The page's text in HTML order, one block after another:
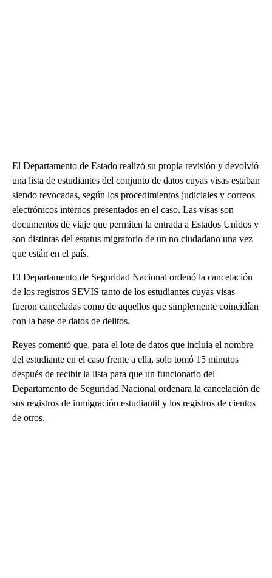
El Departamento de Estado realizó su propia revisión y devolvió
una lista de estudiantes del conjunto de datos cuyas visas estaban
siendo revocadas, según los procedimientos judiciales y correos
electrónicos internos presentados en el caso. Las visas son
documentos de viaje que permiten la entrada a Estados Unidos y
son distintas del estatus migratorio de un no ciudadano una vez
que están en el país.
El Departamento de Seguridad Nacional ordenó la cancelación
de los registros SEVIS tanto de los estudiantes cuyas visas
fueron canceladas como de aquellos que simplemente coincidían
con la base de datos de delitos.
Reyes comentó que, para el lote de datos que incluía el nombre
del estudiante en el caso frente a ella, solo tomó 15 minutos
después de recibir la lista para que un funcionario del
Departamento de Seguridad Nacional ordenara la cancelación de
sus registros de inmigración estudiantil y los registros de cientos
de otros.